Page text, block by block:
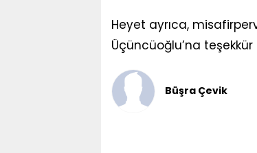
Heyet ayrıca,
Üçüncüoğlu’na
Büşra Çevik